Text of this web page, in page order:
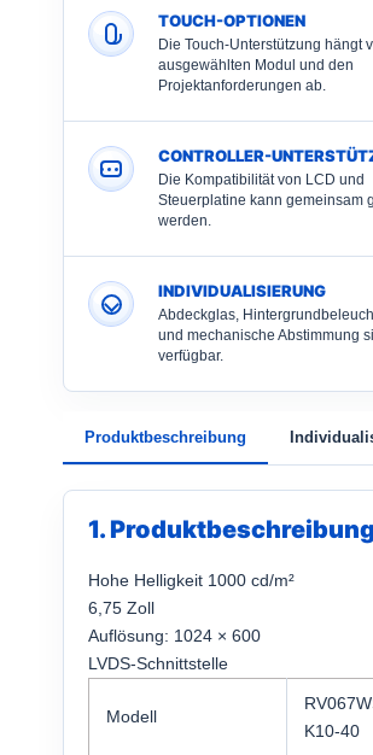
TOUCH-OPTIONEN
Die Touch-Unterstützung hängt
ausgewählten Modul und den
Projektanforderungen ab.
CONTROLLER-
Die Kompatibilität von LCD und
Steuerplatine kann gemeinsam
werden.
INDIVIDUALISIERUNG
Abdeckglas,
und mechanische Abstimmung
verfügbar.
Produktbeschreibung
1. Produktbeschreibung
Hohe Helligkeit 1000 cd/m²
6,75 Zoll
Auflösung: 1024 × 600
LVDS-Schnittstelle
Modell
K10-40